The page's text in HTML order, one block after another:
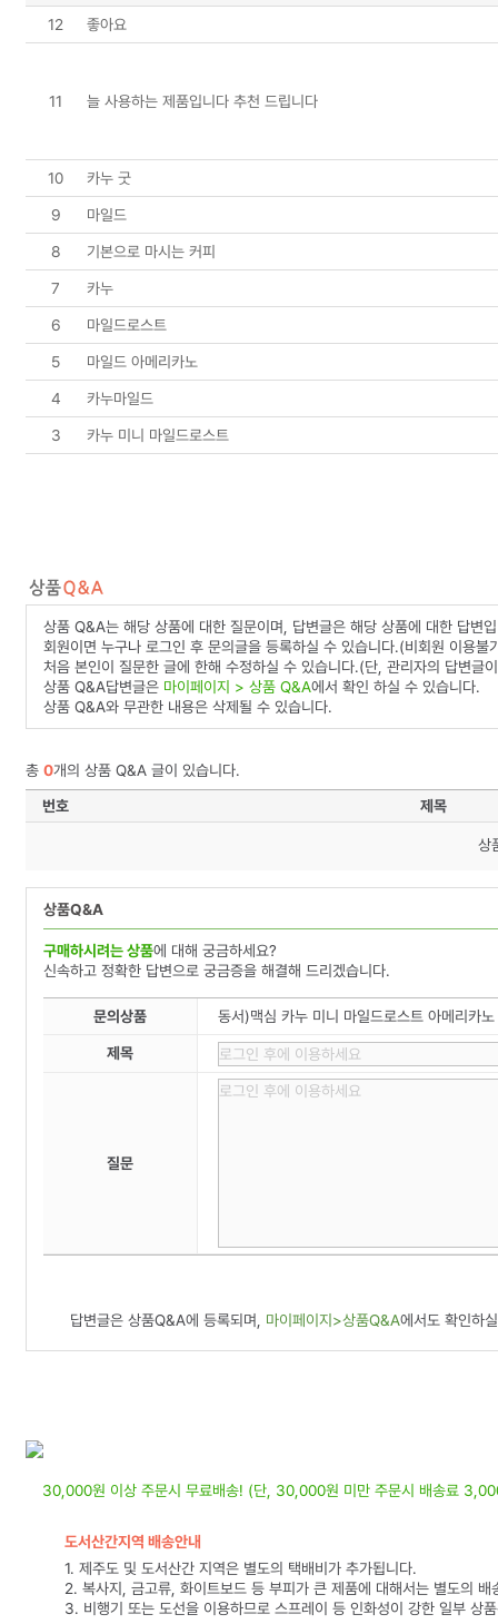
12
좋아요
11 늘 사용하는 제품입니다 추천 드립니다
10 카누 굿
9 마일드
8 기본으로 마시는 커피
7 카누
6 마일드로스트
5 마일드 아메리카노
4 카누마일드
3 카누 미니 마일드로스트
상품 Q&A는 해당 상품에 대한 질문이며, 답변글은 해당 상품에 대한 답변
회원이면 누구나 로그인 후 문의글을 등록하실 수 있습니다.(비회원 이용불
처음 본인이 질문한 글에 한해 수정하실 수 있습니다.(단, 관리자의 답변글
상품 Q&A답변글은 마이페이지 > 상품 Q&A에서 확인 하실 수 있습니다.
상품 Q&A와 무관한 내용은 삭제될 수 있습니다.
총 0개의 상품 Q&A 글이 있습니다.
번호
제목
상
상품Q&A
구매하시려는 상품에 대해 궁금하세요?
신속하고 정확한 답변으로 궁금증을 해결해 드리겠습니다.
문의상품 동서)맥심 카누 미니 마일드로스트 아메리카
제목
질문
답변글은 상품Q&A에 등록되며, 마이페이지>상품Q&A에서도 확인하
30,000원 이상 주문시 무료배송! (단, 30,000원 미만 주문시 배송료
도서산간지역 배송안내
1. 제주도 및 도서산간 지역은 별도의 택배비가 추가됩니다.
2. 복사지, 금고류, 화이트보드 등 부피가 큰 제품에 대해서는 별도의
3. 비행기 또는 도선을 이용하므로 스프레이 등 인화성이 강한 일부 상